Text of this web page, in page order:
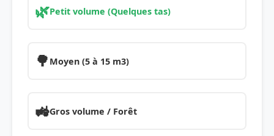
🌿Petit volume (Quelques tas)
🌳 Moyen (5 à 15 m3)
🚜Gros volume / Forêt